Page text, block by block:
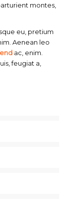
montes,
eu, pretium
Aenean leo
ac, enim.
feugiat a,